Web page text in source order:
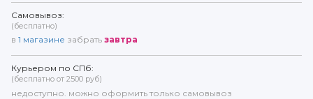
Самовывоз:
(бесплатно)
в 1 магазине забрать завтра
Курьером по СПб:
(бесплатно от 2500 руб)
недоступно. можно оформить только самовывоз